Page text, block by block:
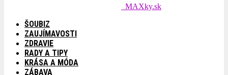
MAXky.sk
ŠOUBIZ
ZAUJÍMAVOSTI
ZDRAVIE
RADY A TIPY
KRÁSA A MÓDA
ZÁBAVA